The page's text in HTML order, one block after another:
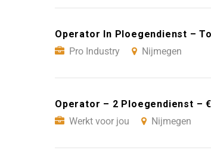
Operator In Ploegendienst –
Pro Industry
Nijmegen
Operator – 2 Ploegendienst –
Werkt voor jou
Nijmegen